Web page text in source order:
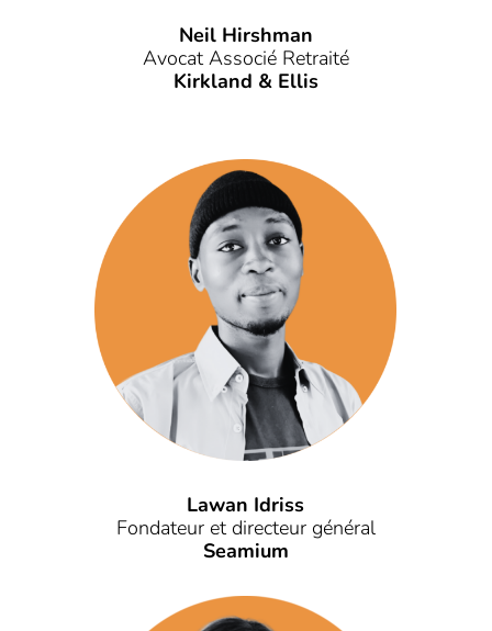
Neil Hirshman
Avocat Associé Retraité
Kirkland & Ellis
Lawan Idriss
Fondateur et directeur général
Seamium